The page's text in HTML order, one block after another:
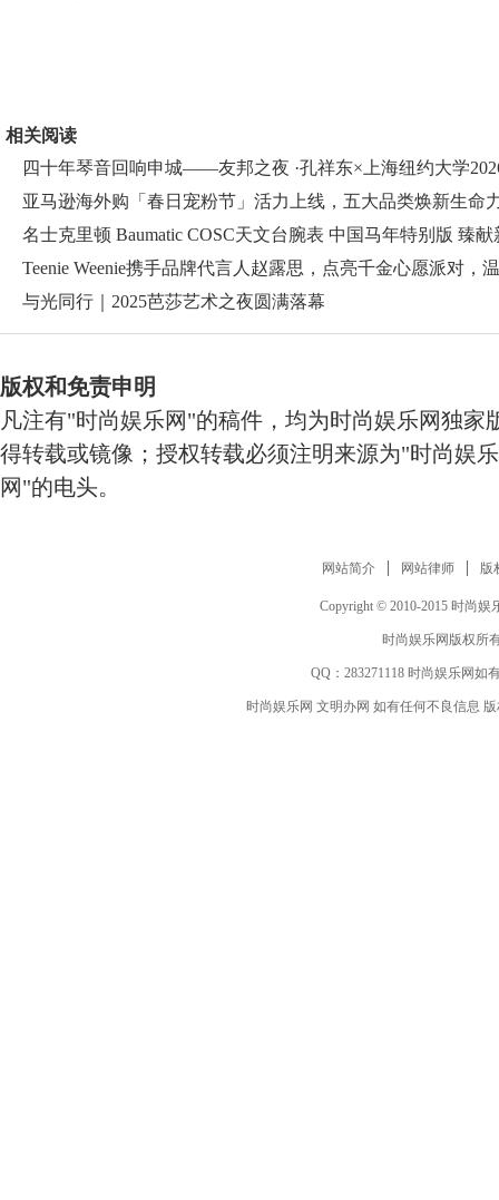
相关阅读
四十年琴音回响申城——友邦之夜 ·孔祥东×上海纽约大学
亚马逊海外购「春日宠粉节」活力上线，五大品类焕新生命
名士克里顿 Baumatic COSC天文台腕表 中国马年特别版 臻献
Teenie Weenie携手品牌代言人赵露思，点亮千金心愿派对，
与光同行｜2025芭莎艺术之夜圆满落幕
版权和免责申明
凡注有"时尚娱乐网"的稿件，均为时尚娱乐网独家
得转载或镜像；授权转载必须注明来源为"时尚娱
网"的电头。
网站简介 网站律师 版
Copyright © 2010-2015 时尚娱
时尚娱乐网版权所
QQ： 283271118时尚娱乐网如
时尚娱乐网 文明办网 如有任何不良信息